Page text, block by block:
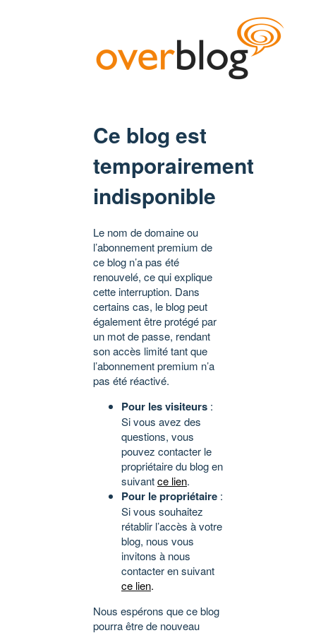
Ce blog est
temporairement
indisponible
Le nom de domaine ou
l’abonnement premium de
ce blog n’a pas été
renouvelé, ce qui explique
cette interruption. Dans
certains cas, le blog peut
également être protégé par
un mot de passe, rendant
son accès limité tant que
l’abonnement premium n’a
pas été réactivé.
Pour les visiteurs :
Si vous avez des
questions, vous
pouvez contacter le
propriétaire du blog en
suivantce lien.
Pour le propriétaire :
Si vous souhaitez
rétablir l’accès à votre
blog, nous vous
invitons à nous
contacter en suivant
ce lien.
Nous espérons que ce blog
pourra être de nouveau